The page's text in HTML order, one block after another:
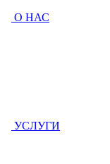
О НАС
УСЛУГИ